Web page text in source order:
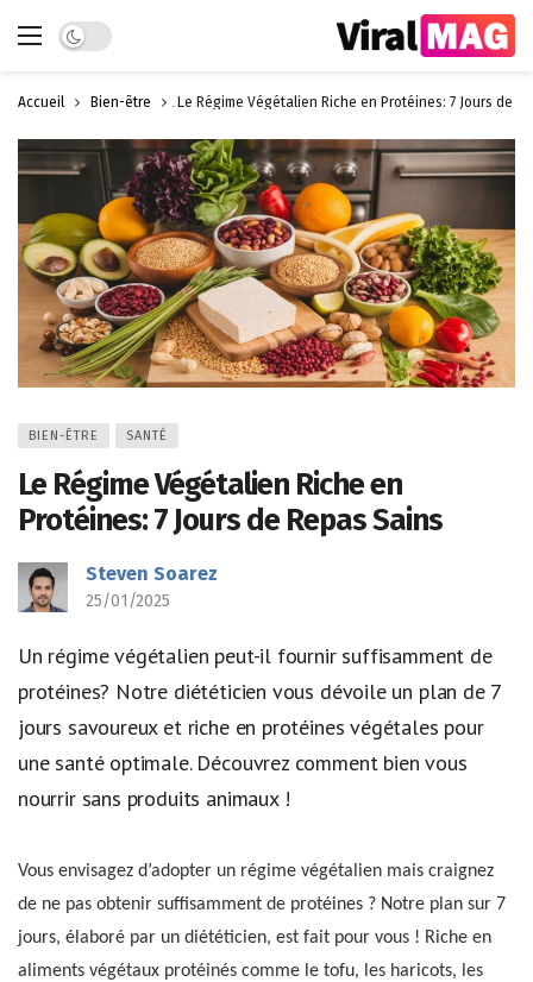
Dark mode
Accueil Bien-être Le Régime Végétalien Riche en Protéines: 7 Jours de
BIEN-ÊTRE SANTÉ
Le Régime Végétalien Riche en
Protéines: 7 Jours de Repas Sains
Steven Soarez
25/01/2025
Un régime végétalien peut-il fournir suffisamment de
protéines? Notre diététicien vous dévoile un plan de 7
jours savoureux et riche en protéines végétales pour
une santé optimale. Découvrez comment bien vous
nourrir sans produits animaux !
Vous envisagez d’adopter un régime végétalien mais craignez
de ne pas obtenir suffisamment de protéines ? Notre plan sur 7
jours, élaboré par un diététicien, est fait pour vous ! Riche en
aliments végétaux protéinés comme le tofu, les haricots, les